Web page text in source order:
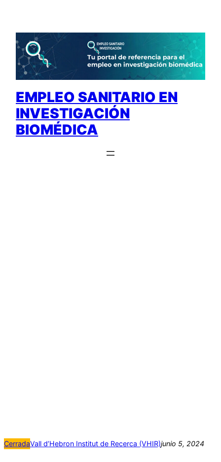
contenido
EMPLEO SANITARIO EN
INVESTIGACIÓN
BIOMÉDICA
CerradaVall d’Hebron Institut de Recerca (VHIR)junio 5, 2024